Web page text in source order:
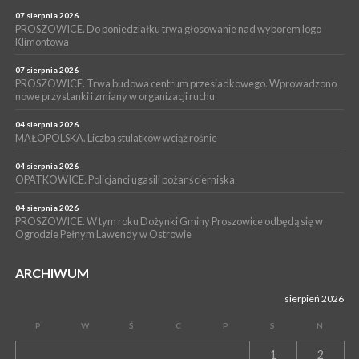
Pałecznicy będą obsługiwani w Proszowicach
WYDARZENIA
PROSZOWICE. W parku Warsztaty Edukacyjno-Przyrodnicze
NOC CIEM
15 lipca 2026
PROSZOWICE. Już za tydzień kolejne zajęcia z cyklu „Wakacyjne
07 sierpnia 2026
PROSZOWICE. Do poniedziałku trwa głosowanie nad wyborem logo
Klimontowa
07 sierpnia 2026
PROSZOWICE. Trwa budowa centrum przesiadkowego. Wprowadzono
nowe przystanki i zmiany w organizacji ruchu
04 sierpnia 2026
MAŁOPOLSKA. Liczba stulatków wciąż rośnie
04 sierpnia 2026
OPATKOWICE. Policjanci ugasili pożar ścierniska
04 sierpnia 2026
PROSZOWICE. W tym roku Dożynki Gminy Proszowice odbędą się w
Ogrodzie Pełnym Lawendy w Ostrowie
ARCHIWUM
sierpień 2026
P W Ś C P S N
1 2